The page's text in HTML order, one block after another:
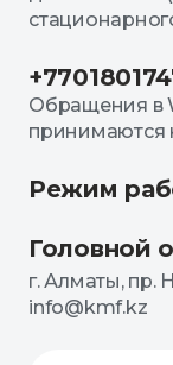
Обращения в
принимаются
Режим
Головной
г. Алматы, пр.
info@kmf.kz